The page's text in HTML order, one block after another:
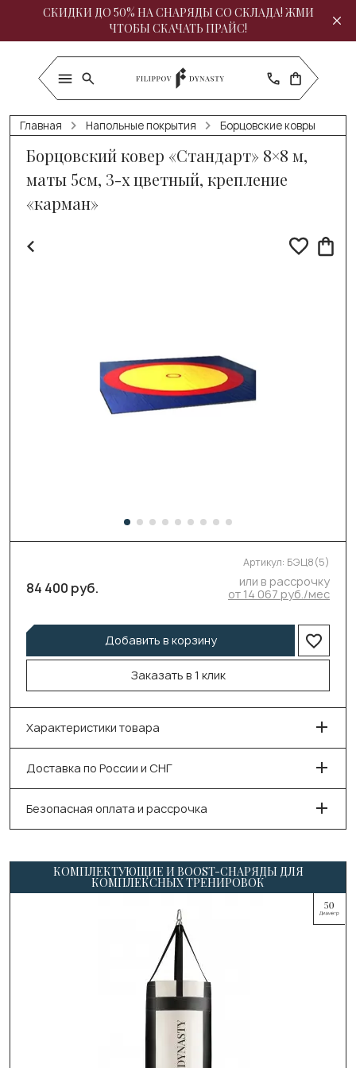
СКИДКИ ДО 50% НА СНАРЯДЫ СО СКЛАДА! ЖМИ
ЧТОБЫ СКАЧАТЬ ПРАЙС!
Главная Напольные покрытия Борцовские ковры
Борцовский ковер «Стандарт» 8×8 м,
маты 5см, 3-х цветный, крепление
«карман»
Артикул: БЭЦ8(5)
84 400 руб.
или в рассрочку
от 14 067 руб./мес
Добавить в корзину
Заказать в 1 клик
Характеристики товара
Доставка по России и СНГ
Безопасная оплата и рассрочка
КОМПЛЕКТУЮЩИЕ И BOOST-СНАРЯДЫ ДЛЯ
КОМПЛЕКСНЫХ ТРЕНИРОВОК